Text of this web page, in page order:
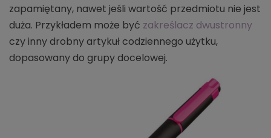
zapamiętany, nawet jeśli wartość przedmiotu nie jest
duża. Przykładem może być zakreślacz dwustronny
czy inny drobny artykuł codziennego użytku,
dopasowany do grupy docelowej.